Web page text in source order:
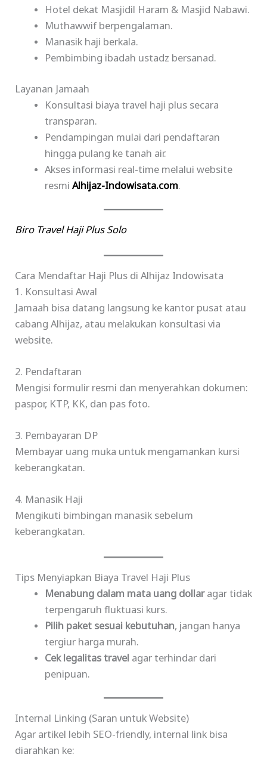
Hotel dekat Masjidil Haram & Masjid Nabawi.
Muthawwif berpengalaman.
Manasik haji berkala.
Pembimbing ibadah ustadz bersanad.
Layanan Jamaah
Konsultasi biaya travel haji plus secara
transparan.
Pendampingan mulai dari pendaftaran
hingga pulang ke tanah air.
Akses informasi real-time melalui website
resmi Alhijaz-Indowisata.com.
Biro Travel Haji Plus Solo
Cara Mendaftar Haji Plus di Alhijaz Indowisata
1. Konsultasi Awal
Jamaah bisa datang langsung ke kantor pusat atau
cabang Alhijaz, atau melakukan konsultasi via
website.
2. Pendaftaran
Mengisi formulir resmi dan menyerahkan dokumen:
paspor, KTP, KK, dan pas foto.
3. Pembayaran DP
Membayar uang muka untuk mengamankan kursi
keberangkatan.
4. Manasik Haji
Mengikuti bimbingan manasik sebelum
keberangkatan.
Tips Menyiapkan Biaya Travel Haji Plus
Menabung dalam mata uang dollaragar tidak
terpengaruh fluktuasi kurs.
Pilih paket sesuai kebutuhan, jangan hanya
tergiur harga murah.
Cek legalitas travel agar terhindar dari
penipuan.
Internal Linking (Saran untuk Website)
Agar artikel lebih SEO-friendly, internal link bisa
diarahkan ke: